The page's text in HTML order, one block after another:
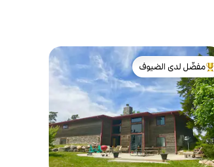
من أبرز البيوت المفضّلة لدى الضيوف
مفضّل لدى الضيوف